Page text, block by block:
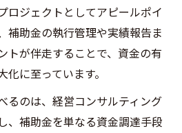
ロジェクトとしてアピールポイ
補助金の執行管理や実績報告ま
トが伴走することで、資金の有
に至っています。
るのは、経営コンサルティング
、補助金を単なる資金調達手段